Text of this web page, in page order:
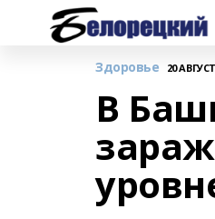
Здоровье 20
В